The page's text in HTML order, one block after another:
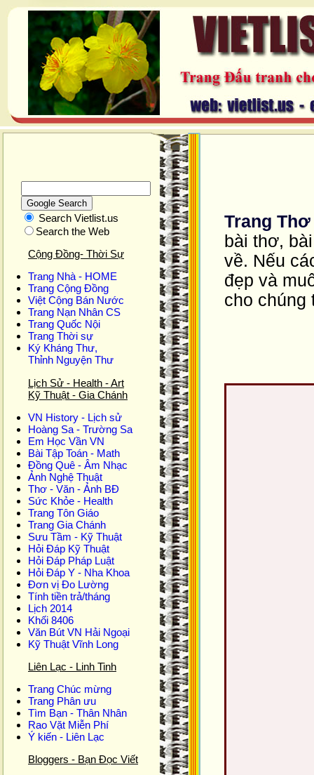
Search Vietlist.us
Search the Web
Cộng Đồng- Thời Sự
Trang Nhà - HOME
Trang Cộng Đồng
Việt Cộng Bán Nước
Trang Nạn Nhân CS
Trang Quốc Nội
Trang Thời sự
Ký Kháng Thư,
Thỉnh Nguyện Thư
Lịch Sử - Health - Art
Kỹ Thuật - Gia Chánh
VN History - Lịch sử
Hoàng Sa - Trường Sa
Em Học Vần VN
Bài Tập Toán - Math
Đồng Quê - Âm Nhạc
Ảnh Nghệ Thuật
Thơ - Văn - Ảnh BĐ
Sức Khỏe - Health
Trang Tôn Giáo
Trang Gia Chánh
Sưu Tầm - Kỹ Thuật
Hỏi Đáp Kỹ Thuật
Hỏi Đáp Pháp Luật
Hỏi Đáp Y - Nha Khoa
Đơn vị Đo Lường
Tính tiền trả/tháng
Lịch 2014
Khối 8406
Văn Bút VN Hải Ngoại
Kỹ Thuật Vĩnh Long
Liên Lạc - Linh Tinh
Trang Chúc mừng
Trang Phân ưu
Tìm Bạn - Thân Nhân
Rao Vặt Miễn Phí
Ý kiến - Liên Lạc
Bloggers - Bạn Đọc Viết
Trang
bài thơ,
về. Nếu
đẹp và
cho chúng